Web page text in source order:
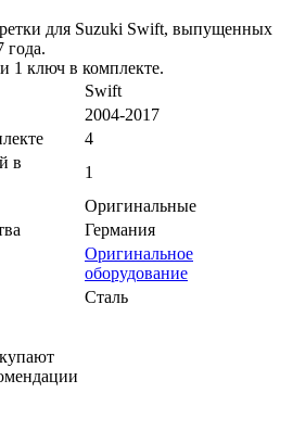
для Suzuki Swift, выпущенных
года.
1 ключ в комплекте.
Swift
2004-2017
4
в
1
Оригинальные
Германия
Оригинальное
оборудование
Сталь